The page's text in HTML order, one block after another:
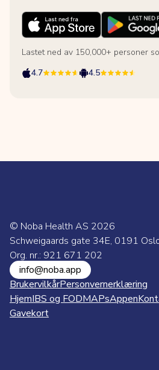
Lastet ned av 150,000+ personer
4.7
4.5
© Noba Health AS 2026
Schweigaards gate 34E, 0191
Org. nr.: 921 671 202
info@noba.app
BrukervilkårPersonvernerklæring
HjemIBS og FODMAPsAppen
Gavekort